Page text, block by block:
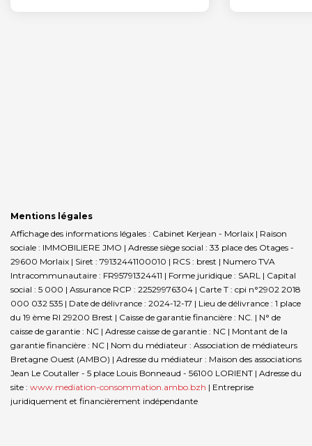
Mentions légales
Affichage des informations légales : Cabinet Kerjean - Morlaix | Raison
sociale : IMMOBILIERE JMO | Adresse siège social : 33 place des Otages -
29600 Morlaix | Siret : 79132441100010 | RCS : brest | Numero TVA
Intracommunautaire : FR95791324411 | Forme juridique : SARL | Capital
social : 5 000 | Assurance RCP : 22529976304 | Carte T : cpi n°2902 2018
000 032 535 | Date de délivrance : 2024-12-17 | Lieu de délivrance : 1 place
du 19 ème RI 29200 Brest | Caisse de garantie financière : NC. | N° de
caisse de garantie : NC | Adresse caisse de garantie : NC | Montant de la
garantie financière : NC | Nom du médiateur : Association de médiateurs
Bretagne Ouest (AMBO) | Adresse du médiateur : Maison des associations
Jean Le Coutaller - 5 place Louis Bonneaud - 56100 LORIENT | Adresse du
site : www.mediation-consommation.ambo.bzh | Entreprise
juridiquement et financièrement indépendante